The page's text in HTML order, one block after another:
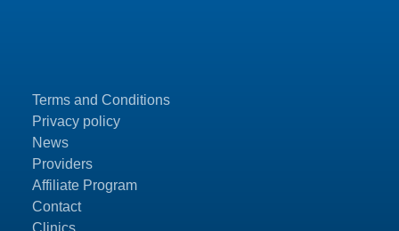
Terms and Conditions
Privacy policy
News
Providers
Affiliate Program
Contact